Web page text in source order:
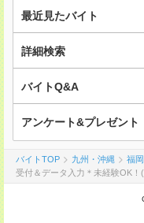
最近見たバイト
詳細検索
バイトQ&A
アンケート&プレゼント
バイトTOP 九州・沖縄 福
受付＆データ入力＊未経験OK！